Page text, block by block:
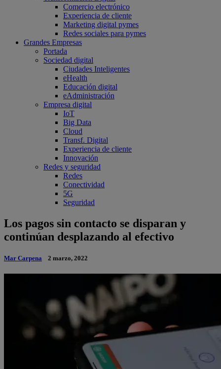
Comercio electrónico
Experiencia de cliente
Marketing digital pymes
Redes sociales para pymes
Grandes Empresas
Portada
Sociedad digital
Ciudades Inteligentes
eHealth
Educación digital
eAdministración
Empresa digital
IoT
Big Data
Cloud
Transf. Digital
Experiencia de cliente
Innovación
Redes y seguridad
Redes
Conectividad
5G
Seguridad
Los pagos sin contacto se disparan y
continúan desplazando al efectivo
Mar Carpena 2 marzo, 2022